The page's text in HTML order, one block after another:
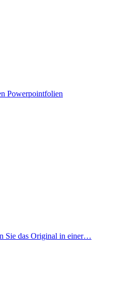
Powerpointfolien
Sie das Original in einer…